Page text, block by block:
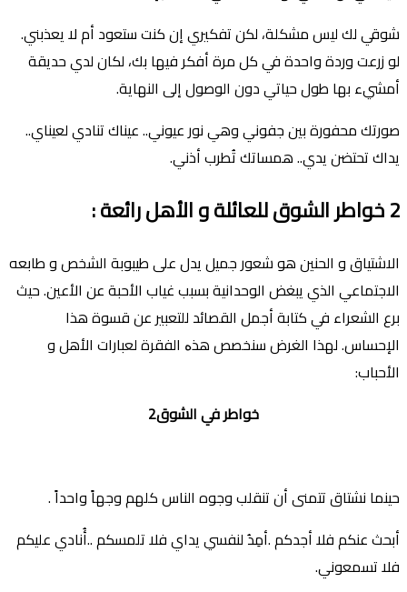
شوقي لك ليس مشكلة، لكن تفكيري إن كنت ستعود أم لا يعذبني.
لو زرعت وردة واحدة في كل مرة أفكر فيها بك، لكان لدي حديقة
أمشيء بها طول حياتي دون الوصول إلى النهاية.
صورتك محفورة بين جفوني وهي نور عيوني.. عيناك تنادي لعيناي..
يداك تحتضن يدي.. همساتك تُطرب أذني.
2خواطر الشوق للعائلة و اﻷهل رائعة:
الاشتياق و الحنين هو شعور جميل يدل على طيبوبة الشخص و طابعه
الاجتماعي الذي يبغض الوحدانية بسبب غياب اﻷحبة عن اﻷعين. حيث
برع الشعراء في كتابة أجمل القصائد للتعبير عن قسوة هذا
اﻹحساس. لهذا الغرض سنخصص هذە الفقرة لعبارات اﻷهل و
اﻷحباب:
خواطر في الشوق2
حينما نشتاق تتمنى أن تنقلب وجوه الناس كلهم وجهاً واحداً .
أبحث عنكم فلا أجدكم .أمِدُ لنفسي يداي فلا تلمسكم ..أُنادي عليكم
فلا تسمعوني.